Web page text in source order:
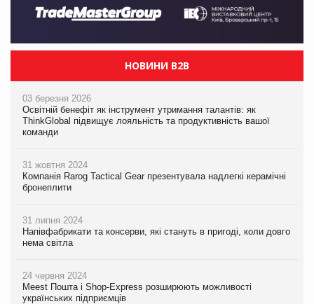
НОВИНИ B2B
03 березня 2026
Освітній бенефіт як інструмент утримання талантів: як
ThinkGlobal підвищує лояльність та продуктивність вашої
команди
31 жовтня 2024
Компанія Rarog Tactical Gear презентувала надлегкі керамічні
бронеплити
31 липня 2024
Напівфабрикати та консерви, які стануть в пригоді, коли довго
нема світла
24 червня 2024
Meest Пошта і Shop-Express розширюють можливості
українських підприємців